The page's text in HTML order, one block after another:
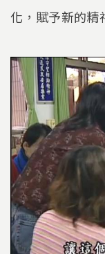
化，賦予新的精